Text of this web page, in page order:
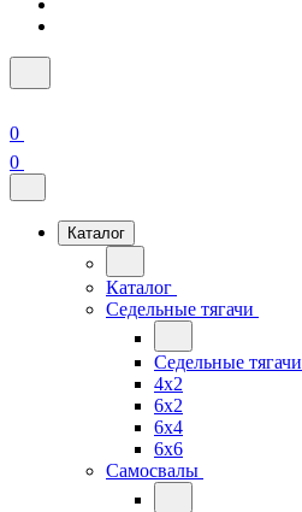
0
0
Каталог
Каталог
Седельные тягачи
Седельные тягачи
4x2
6x2
6x4
6x6
Самосвалы